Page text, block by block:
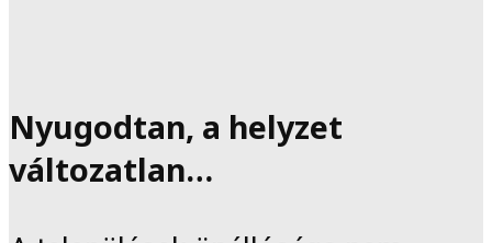
Nyugodtan, a helyzet
változatlan…